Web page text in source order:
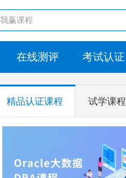
在线测评 考试认证
精品认证课程 试学课程